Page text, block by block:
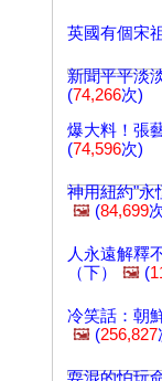
英國有個宋
新聞平平淡
(74,266次)
爆大料！張
(74,596次)
神用紐約"永
🖼️ (84,699
人永遠解釋
（下）
🖼️ (
冷笑話：朝
🖼️ (256,827